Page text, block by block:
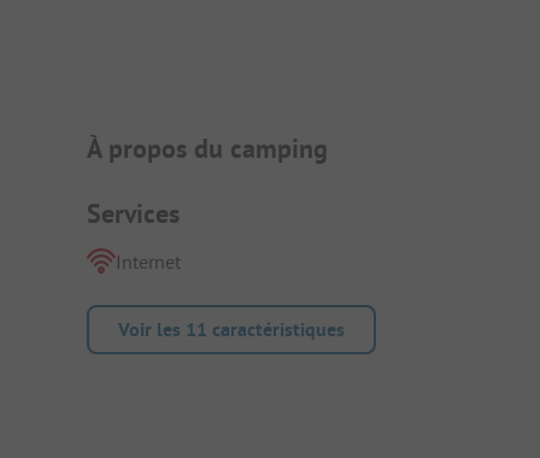
Présentation du camping
À propos du camping
Services
Internet
Voir les 11 caractéristiques